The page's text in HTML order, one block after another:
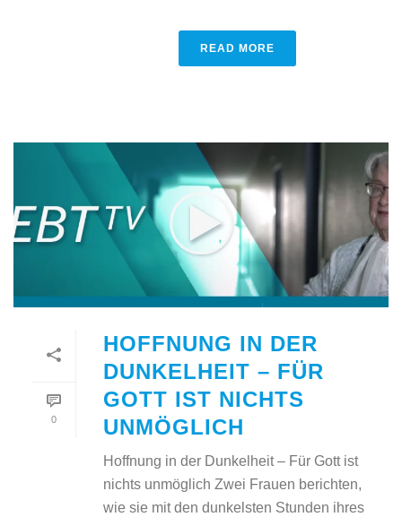
READ MORE
0
HOFFNUNG IN DER
DUNKELHEIT – FÜR
GOTT IST NICHTS
UNMÖGLICH
Hoffnung in der Dunkelheit – Für Gott ist
nichts unmöglich Zwei Frauen berichten,
wie sie mit den dunkelsten Stunden ihres